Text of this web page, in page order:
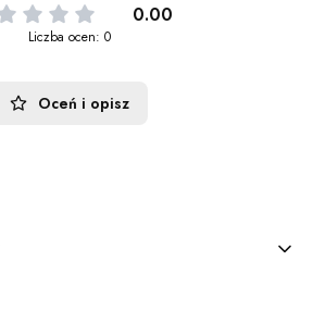
0.00
Liczba ocen: 0
Oceń i opisz